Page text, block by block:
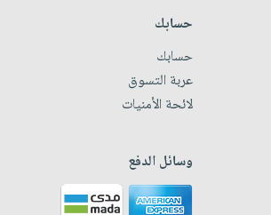
حسابك
حسابك
عربة التسوق
لائحة الأمنيات
وسائل الدفع